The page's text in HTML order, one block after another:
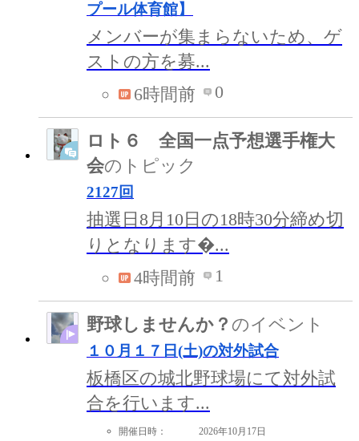
プール体育館】
メンバーが集まらないため、ゲ
ストの方を募...
6時間前
0
ロト６ 全国一点予想選手権大
会のトピック
2127回
抽選日8月10日の18時30分締め切
りとなります�...
4時間前
1
野球しませんか？ のイベント
１０月１７日(土)の対外試合
板橋区の城北野球場にて対外試
合を行います...
開催日時： 2026年10月17日